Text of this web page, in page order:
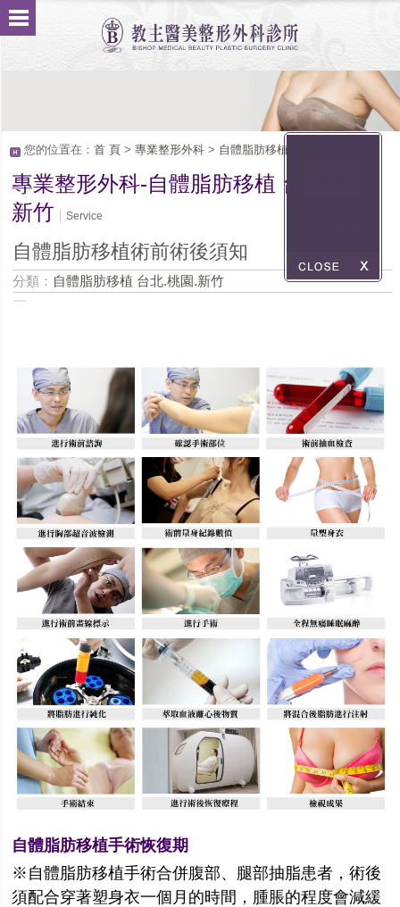
您的位置在： 首 頁> 專業整形外科> 自體脂肪移植 台北.桃園.新竹
專業整形外科-自體脂肪移植 台北.桃園.
新竹
Service
自體脂肪移植術前術後須知
分類： 自體脂肪移植 台北.桃園.新竹
自體脂肪移植手術恢復期
※自體脂肪移植手術合併腹部、腿部抽脂患者，術後
須配合穿著塑身衣一個月的時間，腫脹的程度會減緩